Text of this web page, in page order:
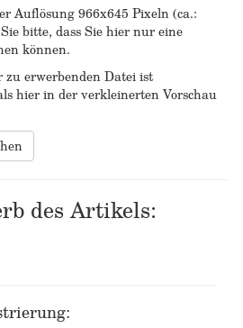
Auflösung 966x645 Pixeln (ca.:
bitte, dass Sie hier nur eine
können.
zu erwerbenden Datei ist
hier in der verkleinerten Vorschau
des Artikels: